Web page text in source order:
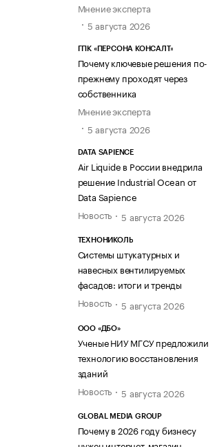
Мнение эксперта
5 августа 2026
ГПК «ПЕРСОНА КОНСАЛТ»
Почему ключевые решения по-
прежнему проходят через
собственника
Мнение эксперта
5 августа 2026
DATA SAPIENCE
Air Liquide в России внедрила
решение Industrial Ocean от
Data Sapience
Новость
5 августа 2026
ТЕХНОНИКОЛЬ
Системы штукатурных и
навесных вентилируемых
фасадов: итоги и тренды
Новость
5 августа 2026
ООО «ДБО»
Ученые НИУ МГСУ предложили
технологию восстановления
зданий
Новость
5 августа 2026
GLOBAL MEDIA GROUP
Почему в 2026 году бизнесу